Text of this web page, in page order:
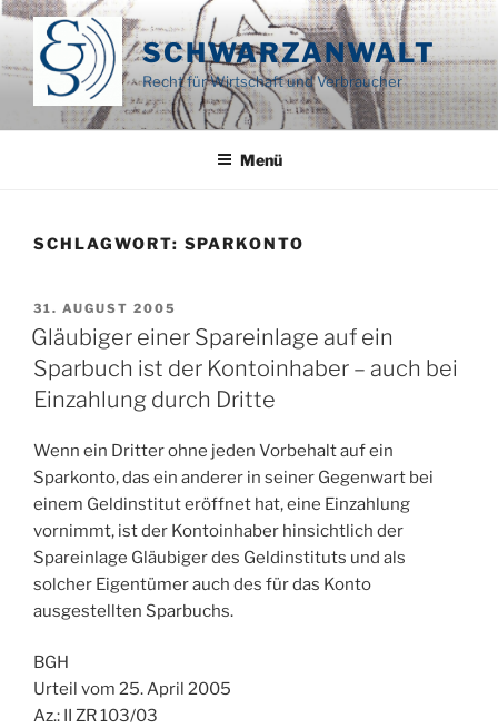
Zum
springen
SCHWARZANWALT
Recht für Wirtschaft und Verbraucher
Menü
SCHLAGWORT: SPARKONTO
VERÖFFENTLICHT
AM
31. AUGUST 2005
Gläubiger einer Spareinlage auf ein
Sparbuch ist der Kontoinhaber – auch bei
Einzahlung durch Dritte
Wenn ein Dritter ohne jeden Vorbehalt auf ein
Sparkonto, das ein anderer in seiner Gegenwart bei
einem Geldinstitut eröffnet hat, eine Einzahlung
vornimmt, ist der Kontoinhaber hinsichtlich der
Spareinlage Gläubiger des Geldinstituts und als
solcher Eigentümer auch des für das Konto
ausgestellten Sparbuchs.
BGH
Urteil vom 25. April 2005
Az.: II ZR 103/03